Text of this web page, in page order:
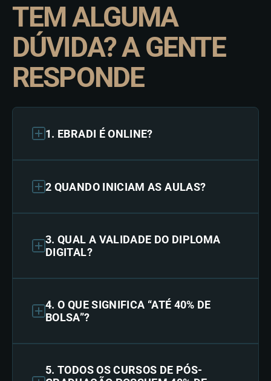
TEM ALGUMA
DÚVIDA? A GENTE
RESPONDE
1. EBRADI É ONLINE?
2 QUANDO INICIAM AS AULAS?
3. QUAL A VALIDADE DO DIPLOMA
DIGITAL?
4. O QUE SIGNIFICA “ATÉ 40% DE
BOLSA”?
5. TODOS OS CURSOS DE PÓS-